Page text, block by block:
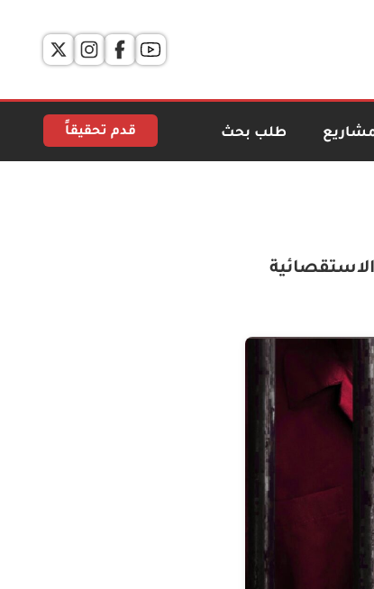
طلب بحث قدم تحقيقاً